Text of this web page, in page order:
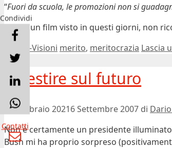
“Fuori da scuola, le promozioni non si
Fonte: un film visto in questi giorni, non
Categorie
Parole-Visioni Tag
merito, meritocrazia Lascia
Investire sul futuro
23 Febbraio 20216 Settembre 2007 di
Non è certamente un presidente
Bush mi ha proprio sorpreso
Condividi
Contatti